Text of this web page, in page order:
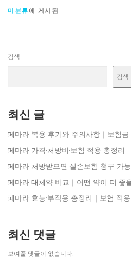
미분류에 게시됨
검색
검색
최신 글
페마라 복용 후기와 주의사항｜보험
페마라 가격·처방비·보험 적용 총정리
페마라 처방받으면 실손보험 청구 가
페마라 대체약 비교｜어떤 약이 더 좋
페마라 효능·부작용 총정리｜보험 적
최신 댓글
보여줄 댓글이 없습니다.